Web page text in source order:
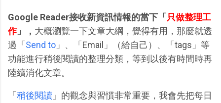
Google Reader接收新資訊情報的當下「只做整理工
作」， 大概瀏覽一下文章大綱，覺得有用，那麼就透
過「Send to 」、「Email」（給自己）、「tags」等
功能進行稍後閱讀的整理分類，等到以後有時間時再
陸續消化文章。
「稍後閱讀 」的觀念與習慣非常重要，我會先把每日